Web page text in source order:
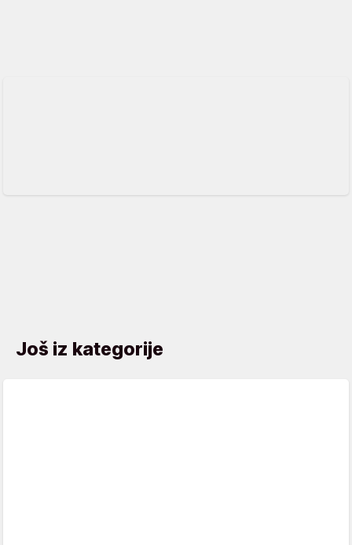
Još iz kategorije